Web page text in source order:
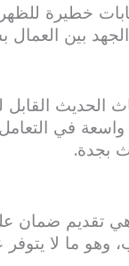
خطيرة
الجهد بين
الحديث
في التعامل مع
بجدة.
تقديم ضمان
وهو ما لا